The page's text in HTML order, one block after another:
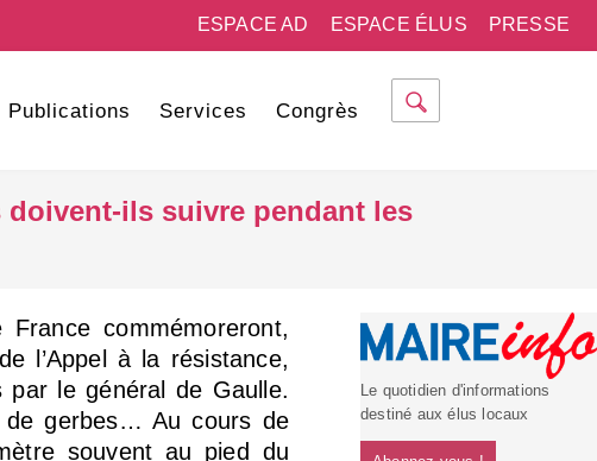
PRESSE
ESPACE ÉLUS
ESPACE AD
Publications Services Congrès
doivent-ils suivre pendant les
commémoreront,
l’Appel à la résistance,
par le général de Gaulle.
de gerbes… Au cours de
souvent au pied du
Le quotidien d'informations
destiné aux élus locaux